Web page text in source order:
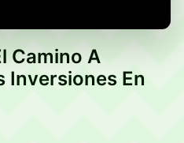
Camino A
Inversiones En